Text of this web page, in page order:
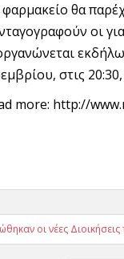
θα
οι
στις
more: http://
οι νέες